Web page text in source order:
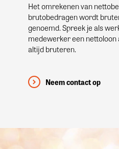
Het omrekenen van
brutobedragen wordt
genoemd. Spreek je als
medewerker een nettoloon
altijd bruteren.
Neem contact op